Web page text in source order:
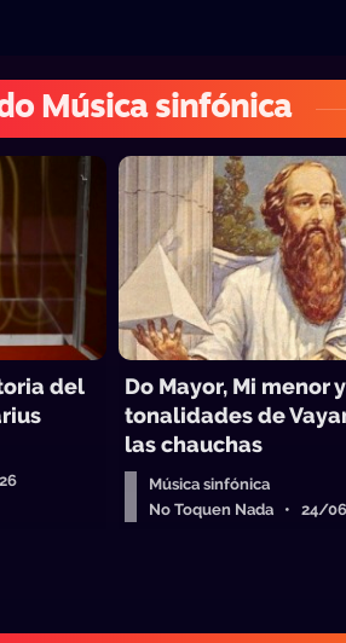
Música sinfónica
del
Do Mayor, Mi menor
tonalidades de
las chauchas
Música sinfónica
No Toquen Nada • 24/